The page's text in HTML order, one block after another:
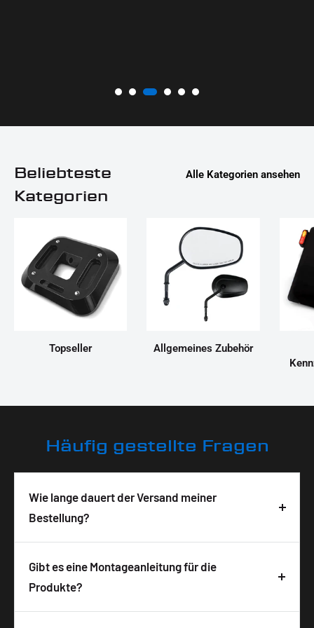
Beliebteste
Kategorien
Alle Kategorien ansehen
Topseller
Allgemeines Zubehör
Häufig gestellte Fragen
Wie lange dauert der Versand meiner
Bestellung?
Deine Bestellung wird in der Regel innerhalb von 3-
5 Tagen nach Bestelleingang geliefert. Die
Lieferzeit ist abhängig von der Verfügbarkeit und
Gibt es eine Montageanleitung für die
Produkte?
Ja, zu allen unseren Produkten bekommst du